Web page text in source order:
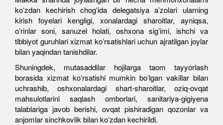
koʻzdan kechirish chogʻida delegatsiya aʼzolari ularning
kirish foyelari kengligi, xonalardagi sharoitlar, ayniqsa,
oʻrinlar soni, sanuzel holati, oshxona sigʻimi, ishchi va
tibbiyot guruhlari xizmat koʻrsatishlari uchun ajratilgan joylar
bilan yaqindan tanishdilar.
Shuningdek, mutasaddilar hojilarga taom tayyorlash
borasida xizmat koʻrsatishi mumkin boʻlgan vakillar bilan
uchrashib, oshxonalardagi shart-sharoitlar, oziq-ovqat
mahsulotlarini saqlash omborlari, sanitariya-gigiyena
talablariga javob berishi, ovqat pishiradigan qozonlar va
anjomlar sinchkovlik bilan koʻzdan kechirildi.